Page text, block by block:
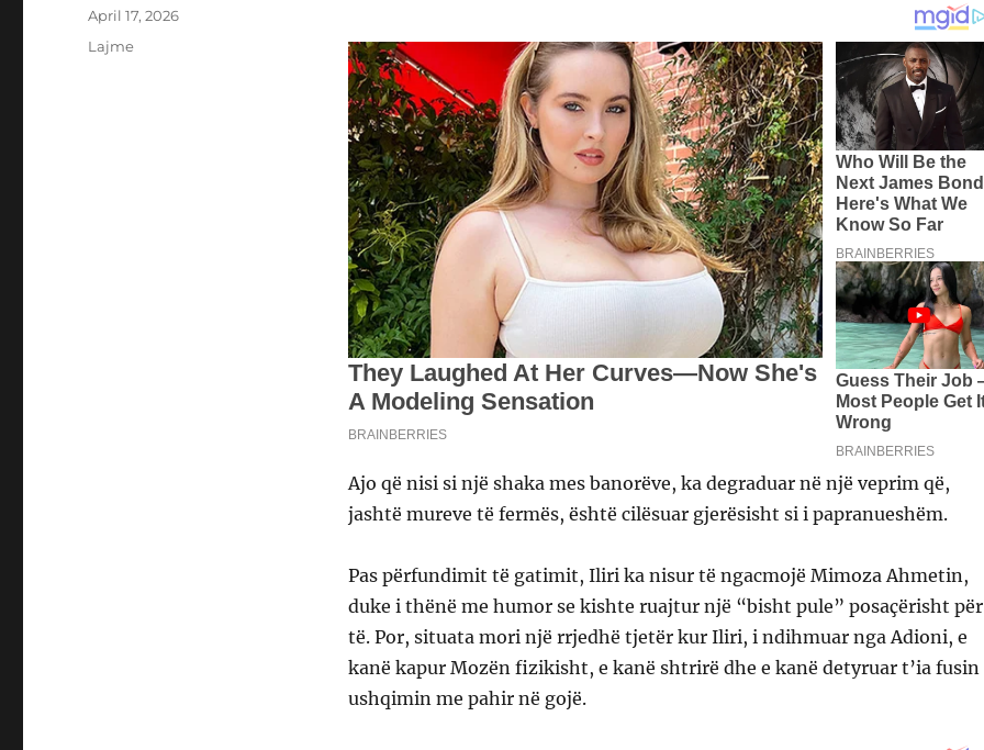
Ajo që nisi si një shaka mes banorëve, ka degraduar në një veprim që,
jashtë mureve të fermës, është cilësuar gjerësisht si i papranueshëm.
Pas përfundimit të gatimit, Iliri ka nisur të ngacmojë Mimoza Ahmetin,
duke i thënë me humor se kishte ruajtur një “bisht pule” posaçërisht për
të. Por, situata mori një rrjedhë tjetër kur Iliri, i ndihmuar nga Adioni, e
kanë kapur Mozën fizikisht, e kanë shtrirë dhe e kanë detyruar t’ia fusin
ushqimin me pahir në gojë.
Posted
April 17, 2026
Categories
Lajme